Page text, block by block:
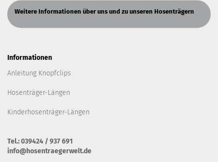
Weitere Informationen über uns und zu unseren Hosenträgern
Informationen
Anleitung Knopfclips
Hosenträger-Längen
Kinderhosenträger-Längen
Tel.: 039424 / 937 691
info@hosentraegerwelt.de